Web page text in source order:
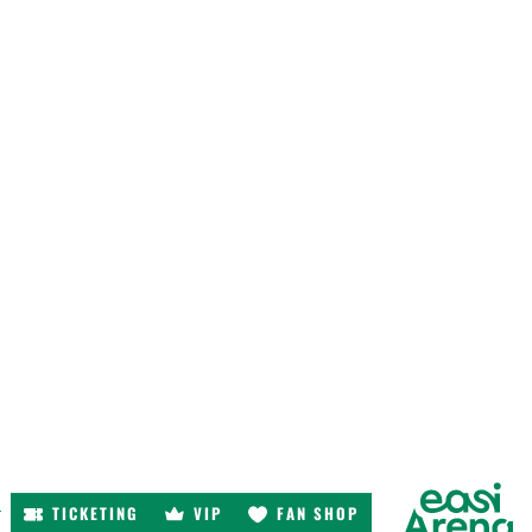
TICKETING VIP FAN SHOP